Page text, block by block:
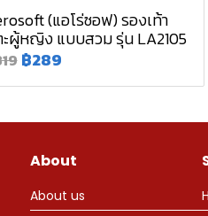
(แอโร่ซอฟ) รองเท้า
ผู้หญิง แบบสวม รุ่น LA2105
฿289
About
About us